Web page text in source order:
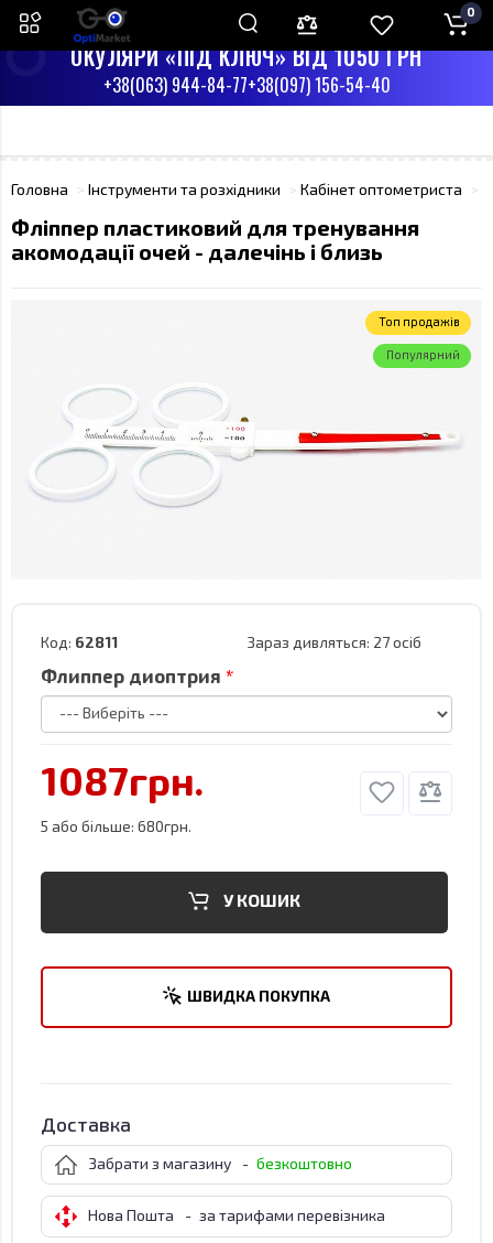
ПН-СБ З 9:00 ДО 17:00
НД - ВИХІДНИЙ
ОКУЛЯРИ «ПІД КЛЮЧ» ВІД 1050 ГРН
+38(063) 944-84-77+38(097) 156-54-40
0
Головна Інструменти та розхідники Кабінет оптометриста
Фліппер пластиковий для тренування
акомодації очей - далечінь і близь
Toп продажів
Популярний
Код: 62811 Зараз дивляться: 27 осіб
Флиппер диоптрия
1087грн.
5 або більше: 680грн.
У КОШИК
ШВИДКА ПОКУПКА
Доставка
Забрати з магазину - безкоштовно
Нова Пошта - за тарифами перевізника